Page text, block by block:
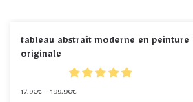
tableau abstrait moderne en peinture
originale
17.90€ – 199.90€